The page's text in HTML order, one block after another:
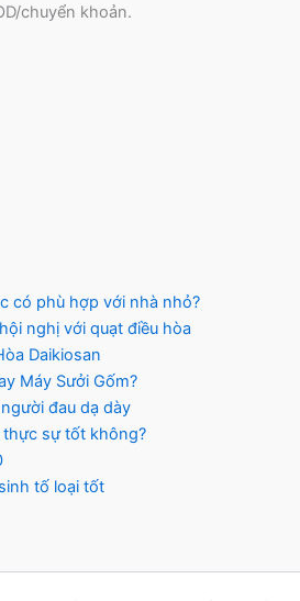
chuyển khoản.
có phù hợp với nhà nhỏ?
nghị với quạt điều hòa
Daikiosan
Máy Sưởi Gốm?
đau dạ dày
sự tốt không?
tố loại tốt